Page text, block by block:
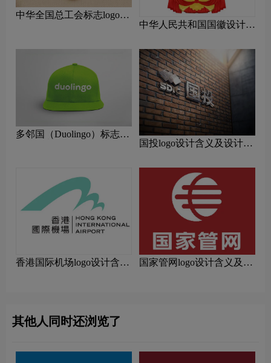
中华全国总工会标志logo图
中华人民共和国国徽设计含
多邻国（Duolingo）标志
国投logo设计含义及设计理
香港国际机场logo设计含义
国家管网logo设计含义及设
其他人同时还浏览了